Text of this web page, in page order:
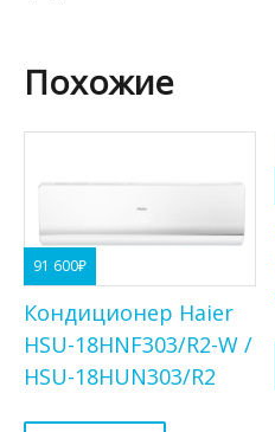
Похожие
91 600₽
Кондиционер Haier
HSU-18HNF303/R2-W /
HSU-18HUN303/R2